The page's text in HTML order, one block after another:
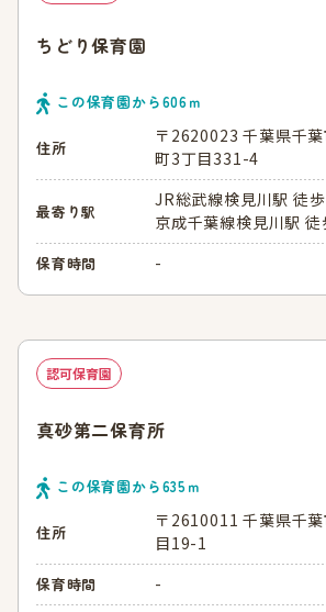
ちどり保育園
この保育園から606ｍ
住所
〒2620023 千葉県千
町3丁目331-4
最寄り駅
JR総武線検見川駅 徒
京成千葉線検見川駅
保育時間 -
認可保育園
真砂第二保育所
この保育園から635ｍ
住所
〒2610011 千葉県千
目19-1
保育時間 -